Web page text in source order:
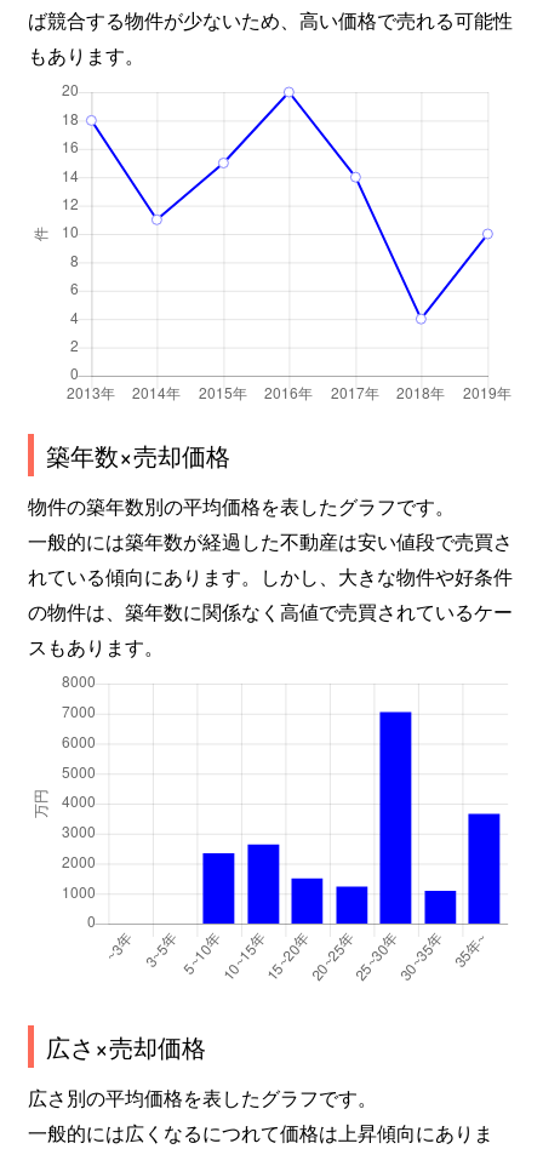
ば競合する物件が少ないため、高い価格で売れる可能性
もあります。
築年数×売却価格
物件の築年数別の平均価格を表したグラフです。
一般的には築年数が経過した不動産は安い値段で売買さ
れている傾向にあります。しかし、大きな物件や好条件
の物件は、築年数に関係なく高値で売買されているケー
スもあります。
広さ×売却価格
広さ別の平均価格を表したグラフです。
一般的には広くなるにつれて価格は上昇傾向にありま